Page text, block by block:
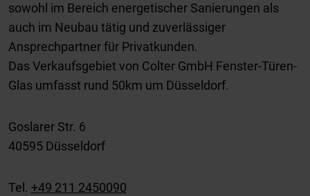
sowohl im Bereich energetischer Sanierungen als
auch im Neubau tätig und zuverlässiger
Ansprechpartner für Privatkunden.
Das Verkaufsgebiet von Colter GmbH Fenster-Türen-
Glas umfasst rund 50km um Düsseldorf.
Goslarer Str. 6
40595 Düsseldorf
Tel. +49 211 2450090